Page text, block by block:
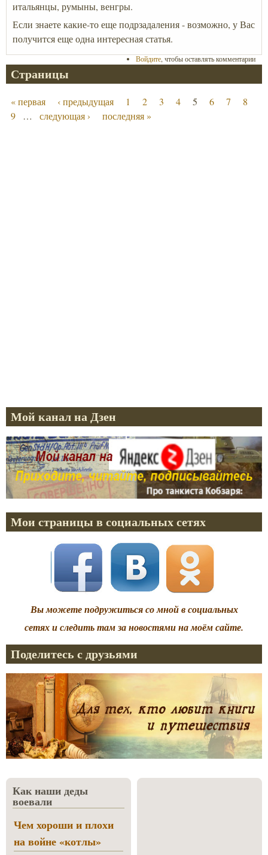
итальянцы, румыны, венгры.
Если знаете какие-то еще подрзадаления - возможно, у Вас
получится еще одна интересная статья.
Войдите, чтобы оставлять комментарии
Страницы
« первая ‹ предыдущая 1 2 3 4 5 6 7
8
9
… следующая › последняя »
Мой канал на Дзен
Мои страницы в социальных сетях
Вы можете подружиться со мной в социальных
сетях и следить там за новостями на моём сайте.
Поделитесь с друзьями
Как наши деды
воевали
Чем хороши и плохи
на войне «котлы»